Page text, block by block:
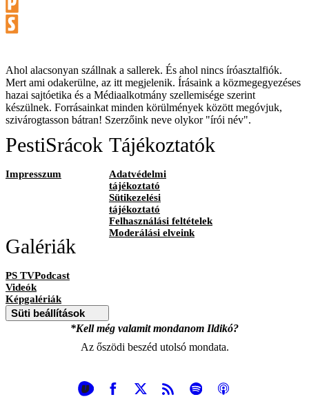
Ahol alacsonyan szállnak a sallerek. És ahol nincs íróasztalfiók.
Mert ami odakerülne, az itt megjelenik. Írásaink a közmegegyezéses
hazai sajtóetika és a Médiaalkotmány szellemisége szerint
készülnek. Forrásainkat minden körülmények között megóvjuk,
szivárogtasson bátran! Szerzőink neve olykor "írói név".
PestiSrácok
Impresszum
Tájékoztatók
Adatvédelmi
tájékoztató
Sütikezelési
tájékoztató
Felhasználási feltételek
Moderálási elveink
Galériák
PS TVPodcast
Videók
Képgalériák
Süti beállítások
*Kell még valamit mondanom Ildikó?
Az őszödi beszéd utolsó mondata.